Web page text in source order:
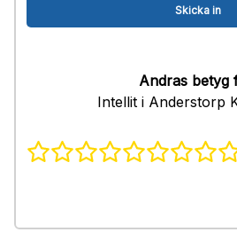
Andras betyg
Intellit i Anderstorp